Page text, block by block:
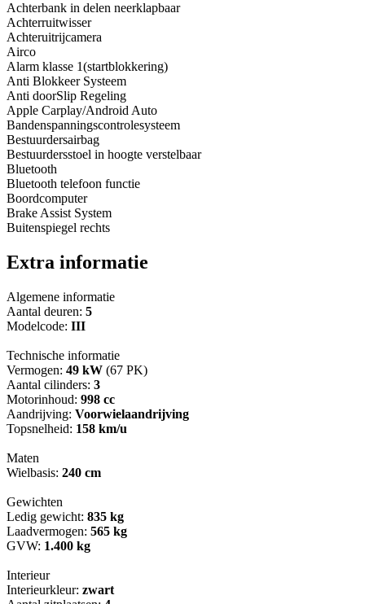
Achterbank in delen neerklapbaar
Achterruitwisser
Achteruitrijcamera
Airco
Alarm klasse 1(startblokkering)
Anti Blokkeer Systeem
Anti doorSlip Regeling
Apple Carplay/Android Auto
Bandenspanningscontrolesysteem
Bestuurdersairbag
Bestuurdersstoel in hoogte verstelbaar
Bluetooth
Bluetooth telefoon functie
Boordcomputer
Brake Assist System
Buitenspiegel rechts
Extra informatie
Algemene informatie
Aantal deuren: 5
Modelcode: III
Technische informatie
Vermogen: 49 kW (67 PK)
Aantal cilinders: 3
Motorinhoud: 998 cc
Aandrijving: Voorwielaandrijving
Topsnelheid: 158 km/u
Maten
Wielbasis: 240 cm
Gewichten
Ledig gewicht: 835 kg
Laadvermogen: 565 kg
GVW: 1.400 kg
Interieur
Interieurkleur: zwart